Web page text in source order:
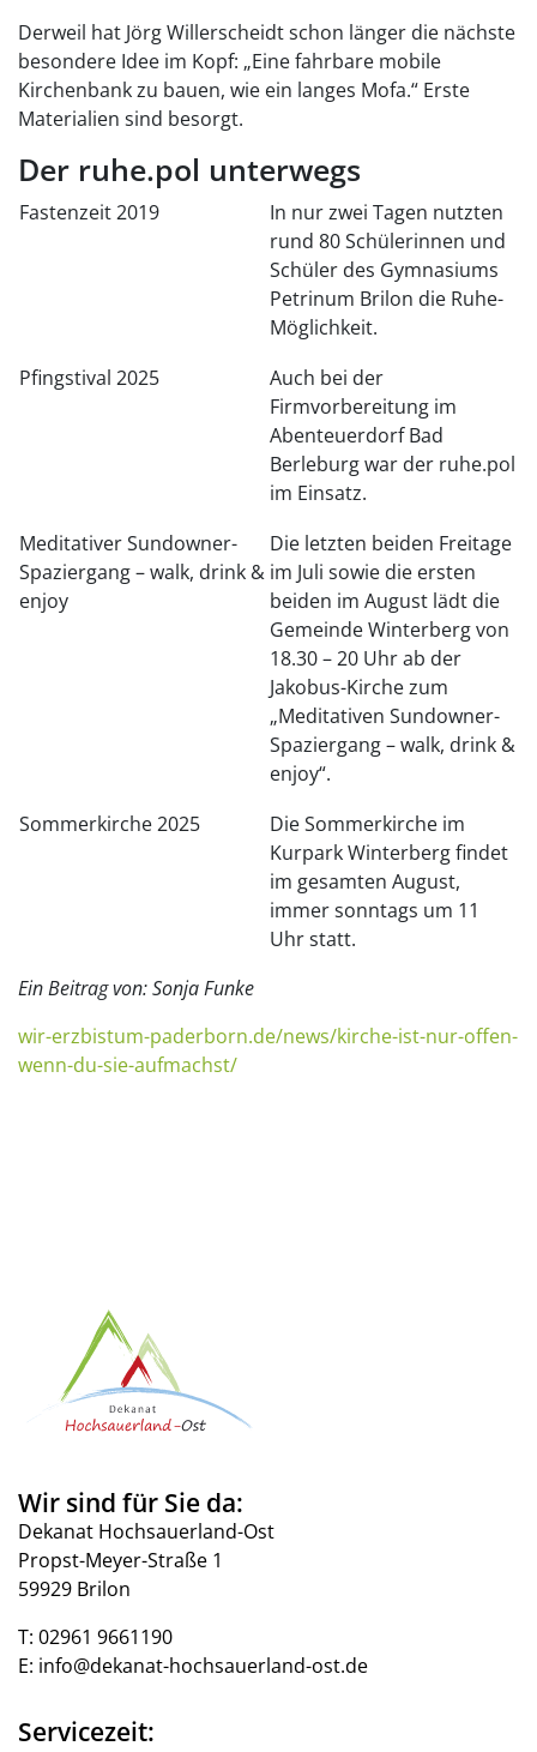
Derweil hat Jörg Willerscheidt schon länger die nächste
besondere Idee im Kopf: „Eine fahrbare mobile
Kirchenbank zu bauen, wie ein langes Mofa.“ Erste
Materialien sind besorgt.
Der ruhe.pol unterwegs
Fastenzeit 2019
In nur zwei Tagen nutzten
rund 80 Schülerinnen und
Schüler des Gymnasiums
Petrinum Brilon die Ruhe-
Möglichkeit.
Pfingstival 2025
Auch bei der
Firmvorbereitung im
Abenteuerdorf Bad
Berleburg war der ruhe.pol
im Einsatz.
Meditativer Sundowner-
Spaziergang – walk, drink &
enjoy
Die letzten beiden Freitage
im Juli sowie die ersten
beiden im August lädt die
Gemeinde Winterberg von
18.30 – 20 Uhr ab der
Jakobus-Kirche zum
„Meditativen Sundowner-
Spaziergang – walk, drink &
enjoy“.
Sommerkirche 2025
Die Sommerkirche im
Kurpark Winterberg findet
im gesamten August,
immer sonntags um 11
Uhr statt.
Ein Beitrag von: Sonja Funke
wir-erzbistum-paderborn.de/news/kirche-ist-nur-offen-
wenn-du-sie-aufmachst/
Wir sind für Sie da:
Dekanat Hochsauerland-Ost
Propst-Meyer-Straße 1
59929 Brilon
T: 02961 9661190
E: info@dekanat-hochsauerland-ost.de
Servicezeit: